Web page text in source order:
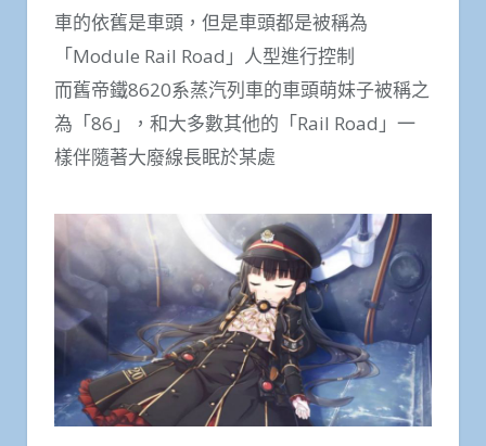
車的依舊是車頭，但是車頭都是被稱為
「Module Rail Road」人型進行控制
而舊帝鐵8620系蒸汽列車的車頭萌妹子被稱之
為「86」，和大多數其他的「Rail Road」一
樣伴隨著大廢線長眠於某處